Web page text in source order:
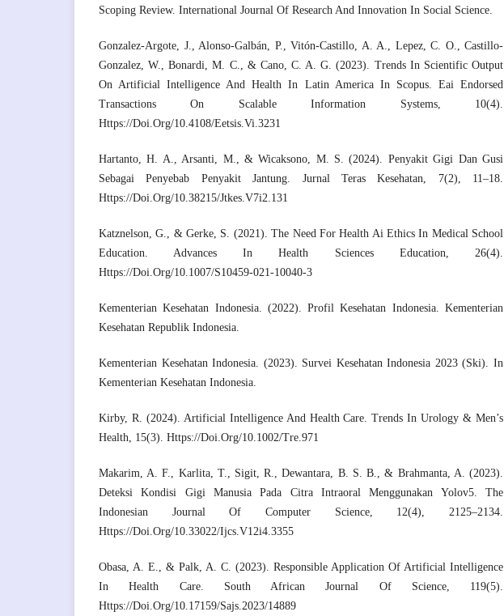
Scoping Review. International Journal Of Research And Innovation In Social Science.
Gonzalez-Argote, J., Alonso-Galbán, P., Vitón-Castillo, A. A., Lepez, C. O., Castillo-
Gonzalez, W., Bonardi, M. C., & Cano, C. A. G. (2023). Trends In Scientific Output
On Artificial Intelligence And Health In Latin America In Scopus. Eai Endorsed
Transactions On Scalable Information Systems, 10(4).
Https://Doi.Org/10.4108/Eetsis.Vi.3231
Hartanto, H. A., Arsanti, M., & Wicaksono, M. S. (2024). Penyakit Gigi Dan Gusi
Sebagai Penyebab Penyakit Jantung. Jurnal Teras Kesehatan, 7(2), 11–18.
Https://Doi.Org/10.38215/Jtkes.V7i2.131
Katznelson, G., & Gerke, S. (2021). The Need For Health Ai Ethics In Medical School
Education. Advances In Health Sciences Education, 26(4).
Https://Doi.Org/10.1007/S10459-021-10040-3
Kementerian Kesehatan Indonesia. (2022). Profil Kesehatan Indonesia. Kementerian
Kesehatan Republik Indonesia.
Kementerian Kesehatan Indonesia. (2023). Survei Kesehatan Indonesia 2023 (Ski). In
Kementerian Kesehatan Indonesia.
Kirby, R. (2024). Artificial Intelligence And Health Care. Trends In Urology & Men’s
Health, 15(3). Https://Doi.Org/10.1002/Tre.971
Makarim, A. F., Karlita, T., Sigit, R., Dewantara, B. S. B., & Brahmanta, A. (2023).
Deteksi Kondisi Gigi Manusia Pada Citra Intraoral Menggunakan Yolov5. The
Indonesian Journal Of Computer Science, 12(4), 2125–2134.
Https://Doi.Org/10.33022/Ijcs.V12i4.3355
Obasa, A. E., & Palk, A. C. (2023). Responsible Application Of Artificial Intelligence
In Health Care. South African Journal Of Science, 119(5).
Https://Doi.Org/10.17159/Sajs.2023/14889